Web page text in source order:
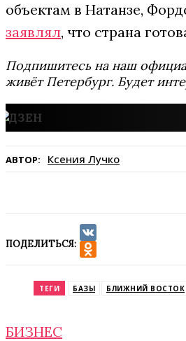
объектам в Натанзе,
заявлял, что страна
Подпишитесь на наш
живёт Петербург. Будет
АВТОР: Ксения Лучко
ПОДЕЛИТЬСЯ:
VK
ТЕГИ БАЗЫ БЛИЖНИЙ ВОСТОК
БИЗНЕС